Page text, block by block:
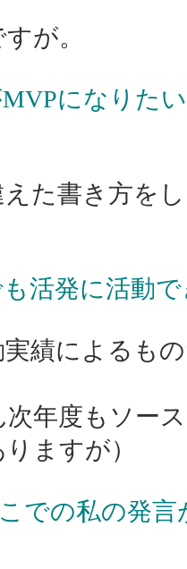
が。
になりた
えた書き方を
活発に活動
績によるも
次年度もソー
ますが）
での私の発